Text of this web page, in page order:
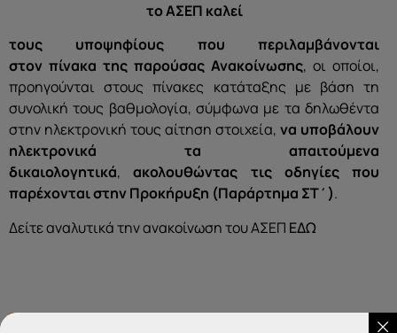
το ΑΣΕΠ καλεί
τους υποψηφίους που περιλαμβάνονται
στον πίνακα της παρούσας Ανακοίνωσης, οι οποίοι,
προηγούνται στους πίνακες κατάταξης με βάση τη
συνολική τους βαθμολογία, σύμφωνα με τα δηλωθέντα
στην ηλεκτρονική τους αίτηση στοιχεία, να υποβάλουν
ηλεκτρονικά τα απαιτούμενα
δικαιολογητικά,ακολουθώντας τις οδηγίες που
παρέχονται στην Προκήρυξη (Παράρτημα ΣΤ΄).
Δείτε αναλυτικά την ανακοίνωση του ΑΣΕΠ ΕΔΩ